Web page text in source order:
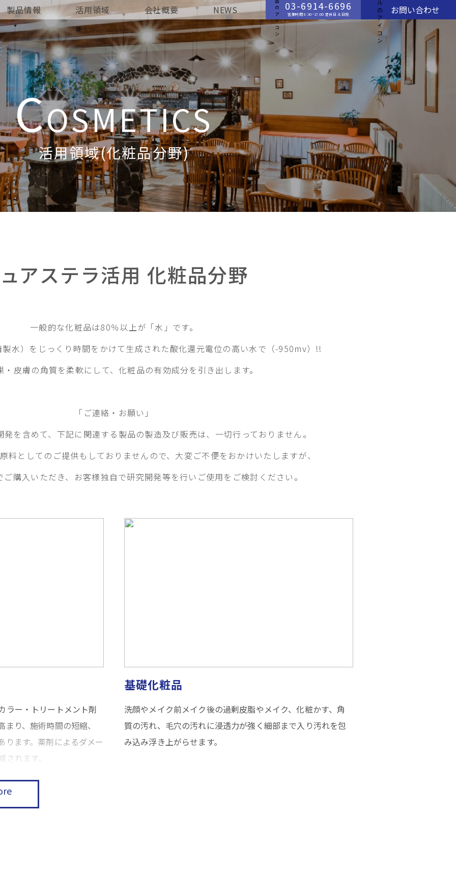
製品情報 活用領域 会社概要 NEWS 03-6914-6696
営業時間 8:30~17:00 定休日 土日祝 お問い合わせ
COSMETICS
活用領域(化粧品分野)
アステラ活用 化粧品分野
一般的な化粧品は80％以上が「水」です。
水）をじっくり時間をかけて生成された酸化還元電位の高い水で（-950mv）!!
・皮膚の角質を柔軟にして、化粧品の有効成分を引き出します。
「ご連絡・お願い」
を含めて、下記に関連する製品の製造及び販売は、一切行っておりません。
料としてのご提供もしておりませんので、大変ご不便をおかけいたしますが、
購入いただき、お客様独自で研究開発等を行いご使用をご検討ください。
ラー・トリートメント剤
り、施術時間の短縮、
ります。薬剤によるダメー
れます。
基礎化粧品
洗顔やメイク前メイク後の過剰皮脂やメイク、化粧かす、角
質の汚れ、毛穴の汚れに浸透力が強く細部まで入り汚れを包
み込み浮き上がらせます。